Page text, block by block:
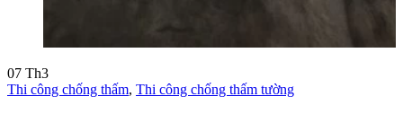
07 Th3
Thi công chống thấm, Thi công chống thấm tường